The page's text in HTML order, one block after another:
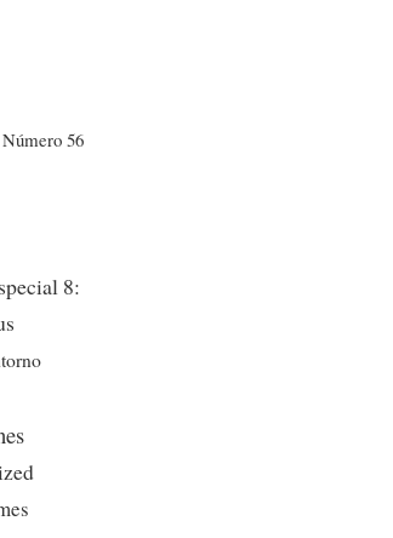
Número 56
8: